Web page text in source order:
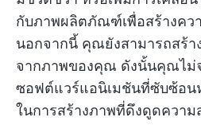
กับภาพผลิตภัณฑ์เพื่อสร้างคว
นอกจากนี้ คุณยังสามารถสร้า
จากภาพของคุณ ดังนั้นคุณไม่
ซอฟต์แวร์แอนิเมชันที่ซับซ้อน
ในการสร้างภาพที่ดึงดูดความ